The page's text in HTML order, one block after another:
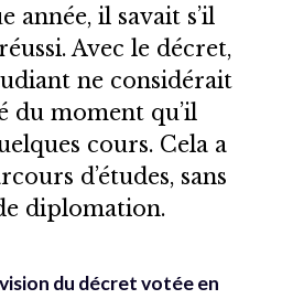
année, il savait s’il
Avec le décret,
ne considérait
du moment qu’il
cours. Cela a
d’études, sans
diplomation.
du décret votée en